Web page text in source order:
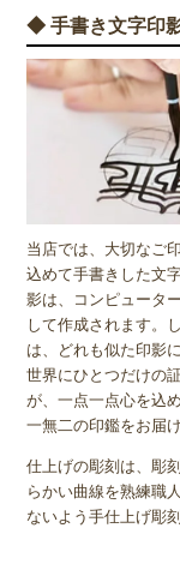
◆ 手書き文字印
当店では、大切なご
込めて手書きした文
影は、コンピュータ
して作成されます。
は、どれも似た印影
世界にひとつだけ
が、一点一点心を込
一無二の印鑑をお届
仕上げの彫刻は、彫
らかい曲線を熟練職
ないよう手仕上げ彫